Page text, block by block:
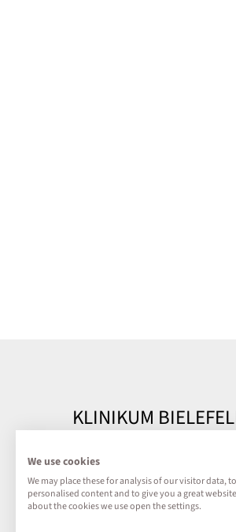
KLINIKUM
Impressum
We use cookies
We may place these for analysis of our visitor data,
personalised content and to give you a great
about the cookies we use open the settings.